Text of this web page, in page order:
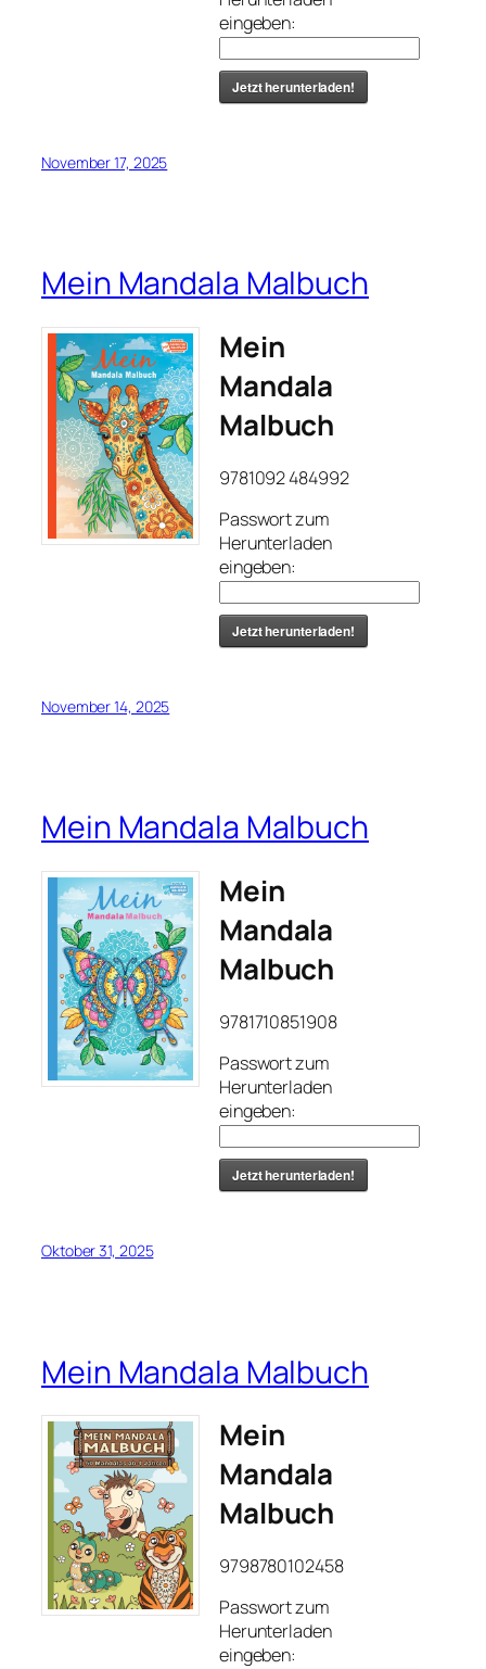
eingeben:
Jetzt herunterladen!
November 17, 2025
Mein Mandala Malbuch
Mein
Mandala
Malbuch
9781092 484992
Passwort zum
Herunterladen
eingeben:
Jetzt herunterladen!
November 14, 2025
Mein Mandala Malbuch
Mein
Mandala
Malbuch
9781710851908
Passwort zum
Herunterladen
eingeben:
Jetzt herunterladen!
Oktober 31, 2025
Mein Mandala Malbuch
Mein
Mandala
Malbuch
9798780102458
Passwort zum
Herunterladen
eingeben: